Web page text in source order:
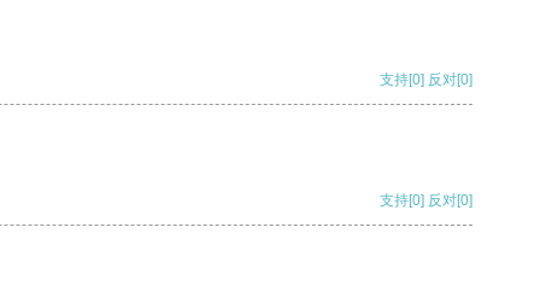
支持[0] 反对[0]
支持[0] 反对[0]